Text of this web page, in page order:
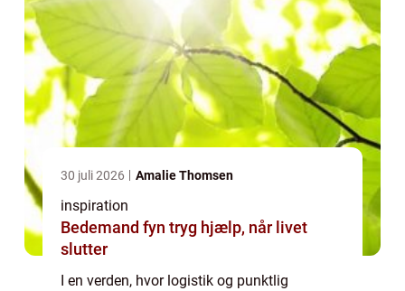
30 juli 2026 Amalie Thomsen
inspiration
Bedemand fyn tryg hjælp, når livet
slutter
I en verden, hvor logistik og punktlig